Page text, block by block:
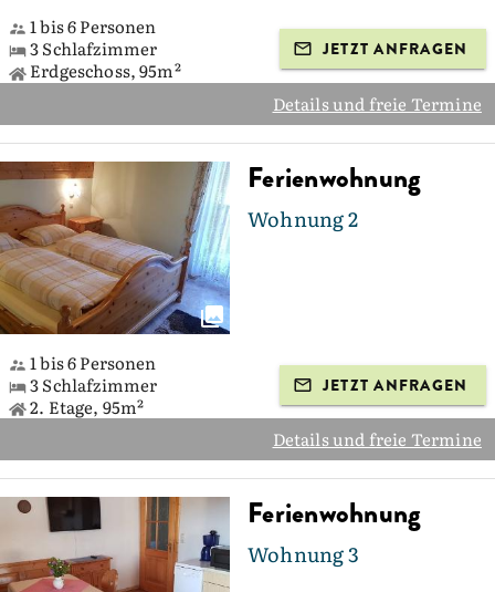
1 bis 6 Personen
3 Schlafzimmer
Erdgeschoss, 95m²
JETZT ANFRAGEN
Details und freie Termine
Ferienwohnung
Wohnung 2
1 bis 6 Personen
3 Schlafzimmer
2. Etage, 95m²
JETZT ANFRAGEN
Details und freie Termine
Ferienwohnung
Wohnung 3